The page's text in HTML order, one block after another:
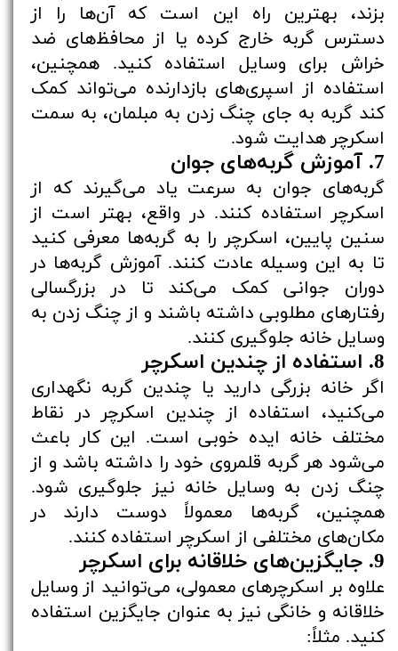
بزند، بهترین راه این است که آن‌ها را از
دسترس گربه خارج کرده یا از محافظ‌های ضد
خراش برای وسایل استفاده کنید. همچنین،
استفاده از اسپری‌های بازدارنده می‌تواند کمک
کند گربه به جای چنگ زدن به مبلمان، به سمت
اسکرچر هدایت شود.
7. آموزش گربه‌های جوان
گربه‌های جوان به سرعت یاد می‌گیرند که از
اسکرچر استفاده کنند. در واقع، بهتر است از
سنین پایین، اسکرچر را به گربه‌ها معرفی کنید
تا به این وسیله عادت کنند. آموزش گربه‌ها در
دوران جوانی کمک می‌کند تا در بزرگسالی
رفتارهای مطلوبی داشته باشند و از چنگ زدن به
وسایل خانه جلوگیری کنند.
8. استفاده از چندین اسکرچر
اگر خانه بزرگی دارید یا چندین گربه نگهداری
می‌کنید، استفاده از چندین اسکرچر در نقاط
مختلف خانه ایده خوبی است. این کار باعث
می‌شود هر گربه قلمروی خود را داشته باشد و از
چنگ زدن به وسایل خانه نیز جلوگیری شود.
همچنین، گربه‌ها معمولاً دوست دارند در
مکان‌های مختلفی از اسکرچر استفاده کنند.
9. جایگزین‌های خلاقانه برای اسکرچر
علاوه بر اسکرچرهای معمولی، می‌توانید از وسایل
خلاقانه و خانگی نیز به عنوان جایگزین استفاده
کنید. مثلاً: